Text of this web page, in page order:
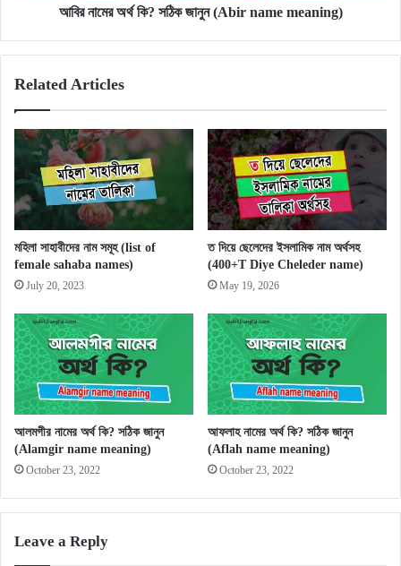
আবির নামের অর্থ কি? সঠিক জানুন (Abir name meaning)
Related Articles
মহিলা সাহাবীদের নাম সমূহ (list of
female sahaba names)
July 20, 2023
ত দিয়ে ছেলেদের ইসলামিক নাম অর্থসহ
(400+T Diye Cheleder name)
May 19, 2026
আলমগীর নামের অর্থ কি? সঠিক জানুন
(Alamgir name meaning)
October 23, 2022
আফলাহ নামের অর্থ কি? সঠিক জানুন
(Aflah name meaning)
October 23, 2022
Leave a Reply